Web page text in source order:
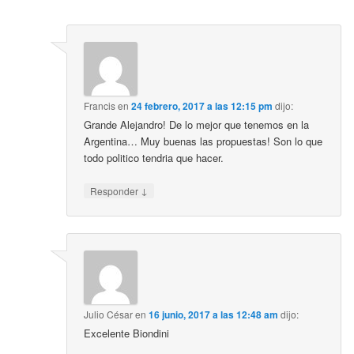
Francisen24 febrero, 2017 a las 12:15 pm dijo:
Grande Alejandro! De lo mejor que tenemos en la
Argentina… Muy buenas las propuestas! Son lo que
todo politico tendria que hacer.
Responder ↓
Julio Césaren16 junio, 2017 a las 12:48 am dijo:
Excelente Biondini